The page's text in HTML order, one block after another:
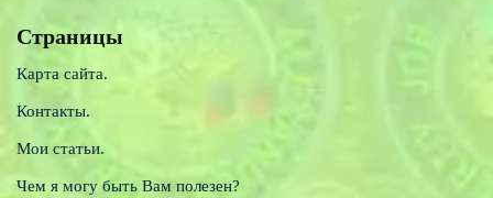
Страницы
Карта сайта.
Контакты.
Мои статьи.
Чем я могу быть Вам полезен?